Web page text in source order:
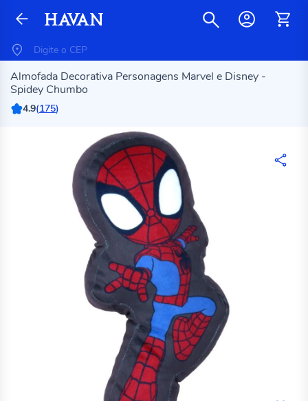
Almofada Decorativa Personagens Marvel e Disney -
Spidey Chumbo
4.9(175)